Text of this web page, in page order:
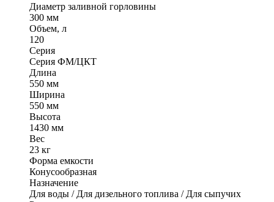
Диаметр заливной горловины
300 мм
Объем, л
120
Серия
Серия ФМ/ЦКТ
Длина
550 мм
Ширина
550 мм
Высота
1430 мм
Вес
23 кг
Форма емкости
Конусообразная
Назначение
Для воды / Для дизельного топлива / Для сыпучих